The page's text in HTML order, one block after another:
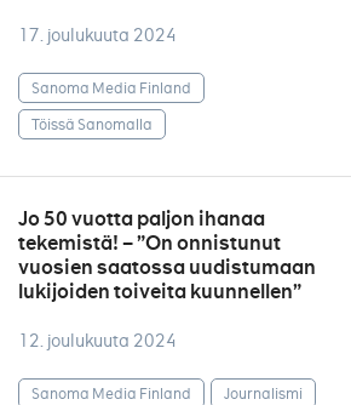
17. joulukuuta 2024
Sanoma Media Finland
Töissä Sanomalla
Jo 50 vuotta paljon ihanaa
tekemistä! – ”On onnistunut
vuosien saatossa uudistumaan
lukijoiden toiveita kuunnellen”
12. joulukuuta 2024
Sanoma Media Finland Journalismi